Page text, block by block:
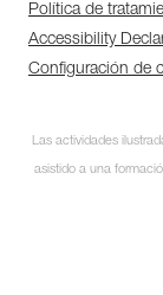
Política de
Accessibility
Configuración de
Las actividades
asistido a una